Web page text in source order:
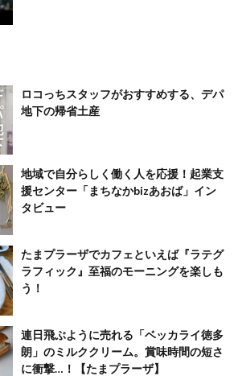
ロコっちスタッフがおすすめする、デパ
地下の帰省土産
地域で自分らしく働く人を応援！起業支
援センター「まちなかbizあおば」イン
タビュー
たまプラーザでカフェといえば『ラテグ
ラフィック』至福のモーニングを楽しも
う！
連日飛ぶように売れる「ベッカライ徳多
朗」のミルククリーム。賞味時間の短さ
に衝撃…！【たまプラーザ】